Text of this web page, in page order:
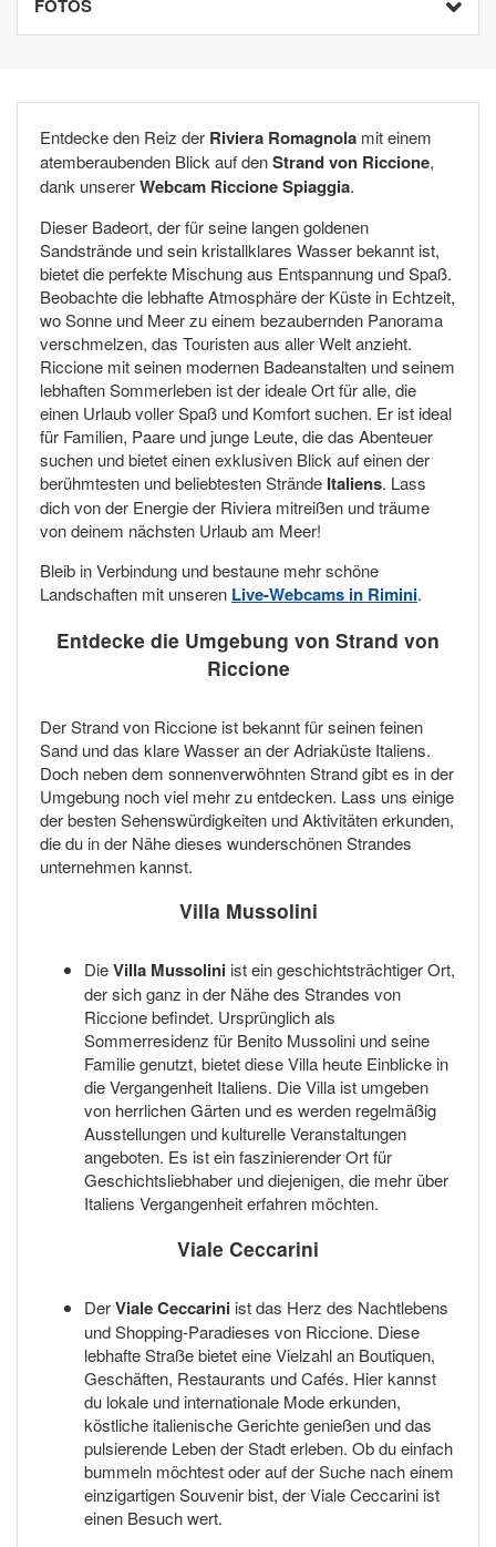
FOTOS
Entdecke den Reiz der Riviera Romagnola mit einem
atemberaubenden Blick auf denStrand von Riccione,
dank unsererWebcam Riccione Spiaggia.
Dieser Badeort, der für seine langen goldenen
Sandstrände und sein kristallklares Wasser bekannt ist,
bietet die perfekte Mischung aus Entspannung und Spaß.
Beobachte die lebhafte Atmosphäre der Küste in Echtzeit,
wo Sonne und Meer zu einem bezaubernden Panorama
verschmelzen, das Touristen aus aller Welt anzieht.
Riccione mit seinen modernen Badeanstalten und seinem
lebhaften Sommerleben ist der ideale Ort für alle, die
einen Urlaub voller Spaß und Komfort suchen. Er ist ideal
für Familien, Paare und junge Leute, die das Abenteuer
suchen und bietet einen exklusiven Blick auf einen der
berühmtesten und beliebtesten Strände Italiens. Lass
dich von der Energie der Riviera mitreißen und träume
von deinem nächsten Urlaub am Meer!
Bleib in Verbindung und bestaune mehr schöne
Landschaften mit unseren Live-Webcams in Rimini.
Entdecke die Umgebung von Strand von
Riccione
Der Strand von Riccione ist bekannt für seinen feinen
Sand und das klare Wasser an der Adriaküste Italiens.
Doch neben dem sonnenverwöhnten Strand gibt es in der
Umgebung noch viel mehr zu entdecken. Lass uns einige
der besten Sehenswürdigkeiten und Aktivitäten erkunden,
die du in der Nähe dieses wunderschönen Strandes
unternehmen kannst.
Villa Mussolini
DieVilla Mussolini ist ein geschichtsträchtiger Ort,
der sich ganz in der Nähe des Strandes von
Riccione befindet. Ursprünglich als
Sommerresidenz für Benito Mussolini und seine
Familie genutzt, bietet diese Villa heute Einblicke in
die Vergangenheit Italiens. Die Villa ist umgeben
von herrlichen Gärten und es werden regelmäßig
Ausstellungen und kulturelle Veranstaltungen
angeboten. Es ist ein faszinierender Ort für
Geschichtsliebhaber und diejenigen, die mehr über
Italiens Vergangenheit erfahren möchten.
Viale Ceccarini
DerViale Ceccarini ist das Herz des Nachtlebens
und Shopping-Paradieses von Riccione. Diese
lebhafte Straße bietet eine Vielzahl an Boutiquen,
Geschäften, Restaurants und Cafés. Hier kannst
du lokale und internationale Mode erkunden,
köstliche italienische Gerichte genießen und das
pulsierende Leben der Stadt erleben. Ob du einfach
bummeln möchtest oder auf der Suche nach einem
einzigartigen Souvenir bist, der Viale Ceccarini ist
einen Besuch wert.